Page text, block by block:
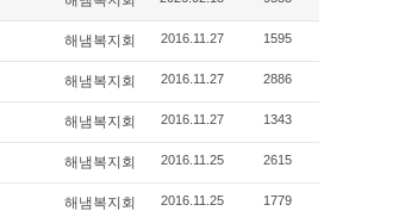
해냄복지회 2016.11.27 1595
해냄복지회 2016.11.27 2886
해냄복지회 2016.11.27 1343
해냄복지회 2016.11.25 2615
해냄복지회 2016.11.25 1779